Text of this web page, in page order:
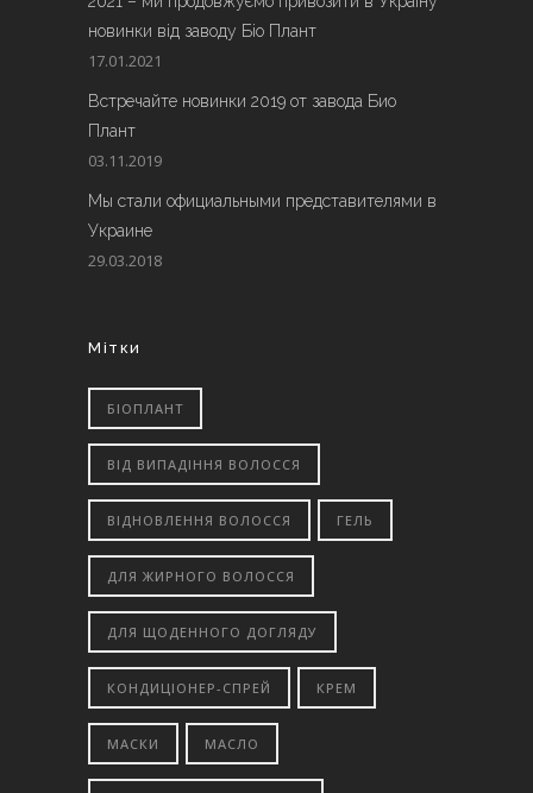
новинки від заводу Біо Плант
17.01.2021
Встречайте новинки 2019 от завода Био
Плант
03.11.2019
Мы стали официальными представителями в
Украине
29.03.2018
Мітки
БІОПЛАНТ
ВІД ВИПАДІННЯ ВОЛОССЯ
ВІДНОВЛЕННЯ ВОЛОССЯ ГЕЛЬ
ДЛЯ ЖИРНОГО ВОЛОССЯ
ДЛЯ ЩОДЕННОГО ДОГЛЯДУ
КОНДИЦІОНЕР-СПРЕЙ КРЕМ
МАСКИ МАСЛО